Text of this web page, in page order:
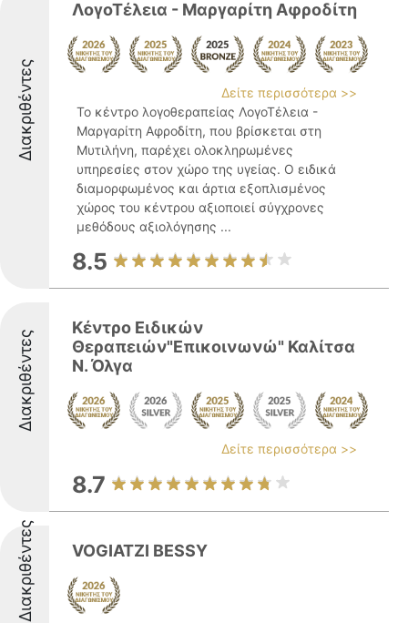
Διακριθέντες
ΛογοΤέλεια - Μαργαρίτη Αφροδίτη
Δείτε περισσότερα >>
Το κέντρο λογοθεραπείας ΛογοΤέλεια -
Μαργαρίτη Αφροδίτη, που βρίσκεται στη
Μυτιλήνη, παρέχει ολοκληρωμένες
υπηρεσίες στον χώρο της υγείας. Ο ειδικά
διαμορφωμένος και άρτια εξοπλισμένος
χώρος του κέντρου αξιοποιεί σύγχρονες
μεθόδους αξιολόγησης ...
8.5
Διακριθέντες
Κέντρο Ειδικών
Θεραπειών"Επικοινωνώ" Καλίτσα
Ν. Όλγα
Δείτε περισσότερα >>
8.7
Διακριθέντες VOGIATZI BESSY